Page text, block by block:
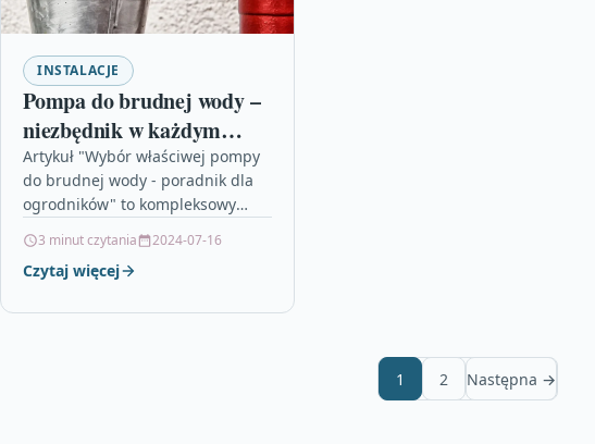
INSTALACJE
Pompa do brudnej wody –
niezbędnik w każdym
ogrodzie
Artykuł "Wybór właściwej pompy
do brudnej wody - poradnik dla
ogrodników" to kompleksowy
poszukujących pompy do ogrodu,
która pomoże radzić sobie…
3 minut czytania 2024-07-16
Czytaj więcej
1 2 Następna →